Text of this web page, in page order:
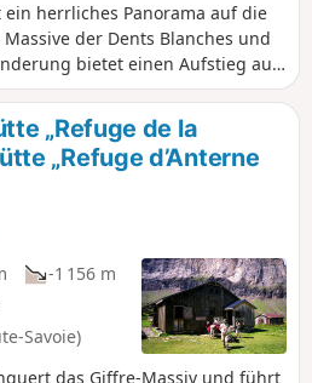
ein herrliches Panorama auf die
der Dents Blanches und
bietet einen Aufstieg auf
und wilde Route des
erfolgt über die üblichere Route
„Refuge de la
„Refuge d’Anterne
-1 156 m
Savoie)
das Giffre-Massiv und führt